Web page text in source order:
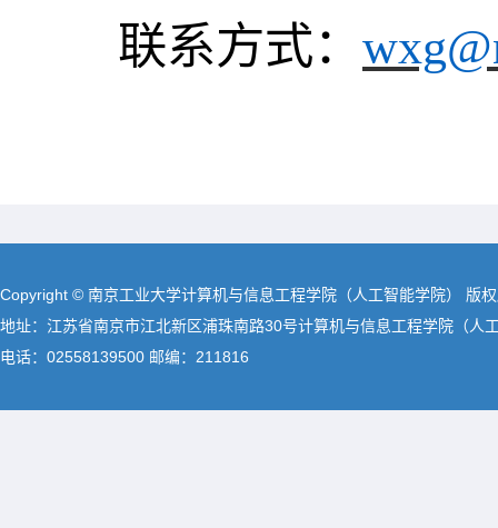
联系方式：
Copyright © 南京工业大学计算机与信息工程学院（人工智能学院） 版
地址：江苏省南京市江北新区浦珠南路30号计算机与信息工程学院（人
电话：02558139500 邮编：211816